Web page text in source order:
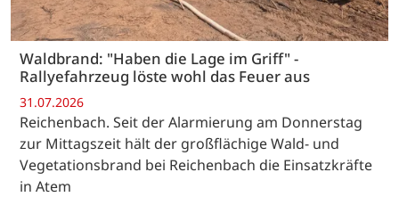
Waldbrand: "Haben die Lage im Griff" -
Rallyefahrzeug löste wohl das Feuer aus
31.07.2026
Reichenbach. Seit der Alarmierung am Donnerstag
zur Mittagszeit hält der großflächige Wald- und
Vegetationsbrand bei Reichenbach die Einsatzkräfte
in Atem